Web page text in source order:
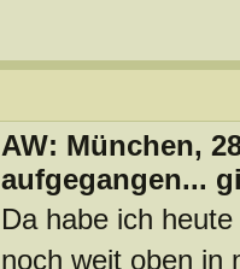
AW: München,
aufgegangen...
Da habe ich
noch weit oben in